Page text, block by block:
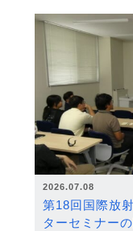
2026.07.08
第18回国際放
ターセミナー